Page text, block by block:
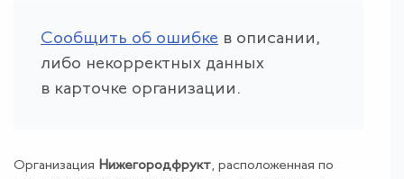
Сообщить об ошибке в описании,
либо некорректных данных
в карточке организации.
Организация Нижегородфрукт, расположенная по